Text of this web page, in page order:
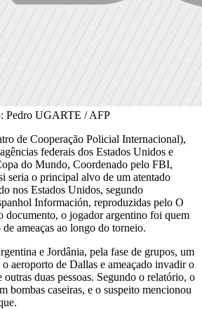
Pedro UGARTE / AFP
de Cooperação Policial Internacional),
federais dos Estados Unidos e
do Mundo, Coordenado pelo FBI,
seria o principal alvo de um atentado
nos Estados Unidos, segundo
Información, reproduzidas pelo O
documento, o jogador argentino foi quem
ameaças ao longo do torneio.
e Jordânia, pela fase de grupos, um
aeroporto de Dallas e ameaçado invadir o
outras duas pessoas. Segundo o relatório, o
bombas caseiras, e o suspeito mencionou